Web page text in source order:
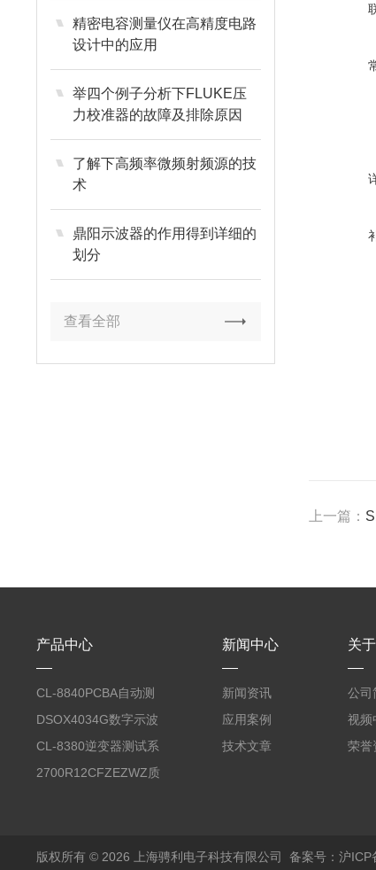
精密电容测量仪在高精度电路
设计中的应用
举四个例子分析下FLUKE压
力校准器的故障及排除原因
了解下高频率微频射频源的技
术
鼎阳示波器的作用得到详细的
划分
查看全部
上一篇：
产品中心
CL-8840PCBA自动测
试台系统
DSOX4034G数字示波
器
CL-8380逆变器测试系
统台
2700R12CFZEZWZ质
新闻中心
新闻资讯
应用案例
技术文章
关
公司
视频
荣誉
版权所有 © 2026 上海骋利电子科技有限公司 备案号：沪